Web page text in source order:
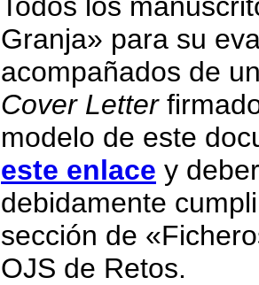
Granja» para su
acompañados de
Cover Letter
modelo de este
este enlace y
debidamente
sección de
OJS de Retos.